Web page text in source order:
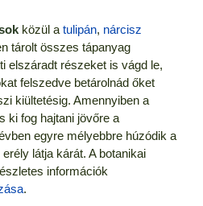
közül a tulipán, nárcisz
tárolt összes tápanyag
elszáradt részeket is vágd le,
felszedve betárolnád őket
kiültetésig. Amennyiben a
ki fog hajtani jövőre a
egyre mélyebbre húzódik a
látja kárát. A botanikai
információk
.